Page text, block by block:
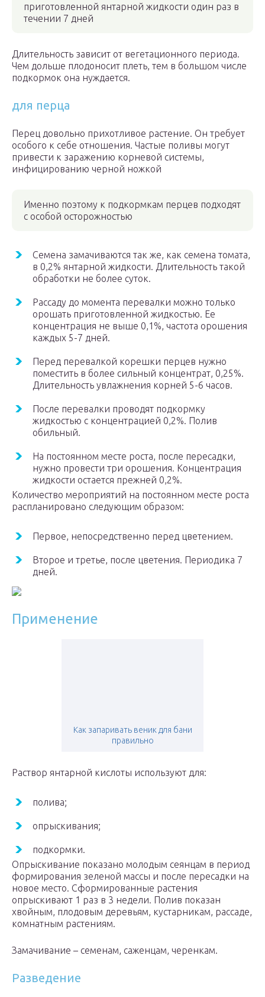
приготовленной янтарной жидкости один раз в
течении 7 дней
Длительность зависит от вегетационного периода.
Чем дольше плодоносит плеть, тем в большом числе
подкормок она нуждается.
для перца
Перец довольно прихотливое растение. Он требует
особого к себе отношения. Частые поливы могут
привести к заражению корневой системы,
инфицированию черной ножкой
Именно поэтому к подкормкам перцев подходят
с особой осторожностью
Семена замачиваются так же, как семена томата,
в 0,2% янтарной жидкости. Длительность такой
обработки не более суток.
Рассаду до момента перевалки можно только
орошать приготовленной жидкостью. Ее
концентрация не выше 0,1%, частота орошения
каждых 5-7 дней.
Перед перевалкой корешки перцев нужно
поместить в более сильный концентрат, 0,25%.
Длительность увлажнения корней 5-6 часов.
После перевалки проводят подкормку
жидкостью с концентрацией 0,2%. Полив
обильный.
На постоянном месте роста, после пересадки,
нужно провести три орошения. Концентрация
жидкости остается прежней 0,2%.
Количество мероприятий на постоянном месте роста
распланировано следующим образом:
Первое, непосредственно перед цветением.
Второе и третье, после цветения. Периодика 7
дней.
Применение
Как запаривать веник для бани
правильно
Раствор янтарной кислоты используют для:
полива;
опрыскивания;
подкормки.
Опрыскивание показано молодым сеянцам в период
формирования зеленой массы и после пересадки на
новое место. Сформированные растения
опрыскивают 1 раз в 3 недели. Полив показан
хвойным, плодовым деревьям, кустарникам, рассаде,
комнатным растениям.
Замачивание – семенам, саженцам, черенкам.
Разведение